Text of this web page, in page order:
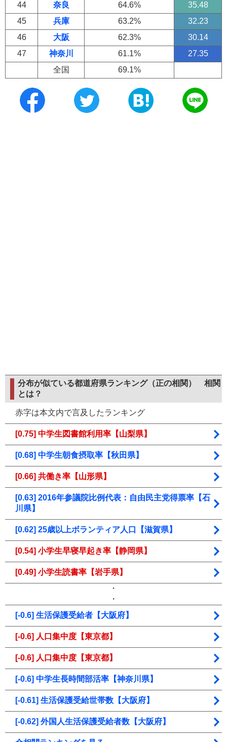
44
奈良 64.6%
35.48
45
兵庫 63.2%
32.23
46
大阪 62.3%
30.14
47
神奈川 61.1%
27.35
全国
69.1%
分布が似ている都道府県ランキング（正の相関） 相関
とは？
赤字は本文内で言及したランキング
[0.75] 中学生図書館利用率【山梨県】
[0.68] 中学生朝食摂取率【秋田県】
[0.66] 共働き率【山形県】
[0.63] 2016年参議院比例代表：自由民主党得票率【石
川県】
[0.62] 25歳以上ボランティア人口【滋賀県】
[0.54] 小学生早寝早起き率【静岡県】
[0.49] 小学生読書率【岩手県】
・
・
[-0.6] 生活保護受給者【大阪府】
[-0.6] 人口集中度【東京都】
[-0.6] 人口集中度【東京都】
[-0.6] 中学生長時間部活率【神奈川県】
[-0.61] 生活保護受給世帯数【大阪府】
[-0.62] 外国人生活保護受給者数【大阪府】